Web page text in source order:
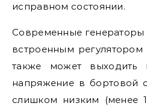
исправном состоянии.
Современные генераторы
встроенным
также может
напряжение в бортовой
слишком низким (менее